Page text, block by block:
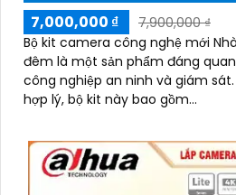
7,000,000 ₫
7,900,000 ₫
Bộ kit camera công nghệ mới
đêm là một sản phẩm đáng
công nghiệp an ninh và giám sát. r>Với giá cả cực kỳ
hợp lý, bộ kit này bao gồm...